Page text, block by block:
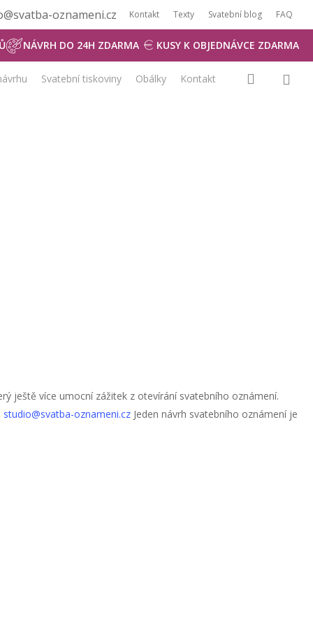
oznameni.cz Kontakt Texty Svatební blog FAQ
NÁVRH DO 24H ZDARMA KUSY K OBJEDNÁVCE ZDARMA
Svatební tiskoviny Obálky Kontakt search
ještě více umocní zážitek z otevírání svatebního oznámení.
studio@svatba-oznameni.cz Jeden návrh svatebního oznámení je
NÁVRH ZDARMA